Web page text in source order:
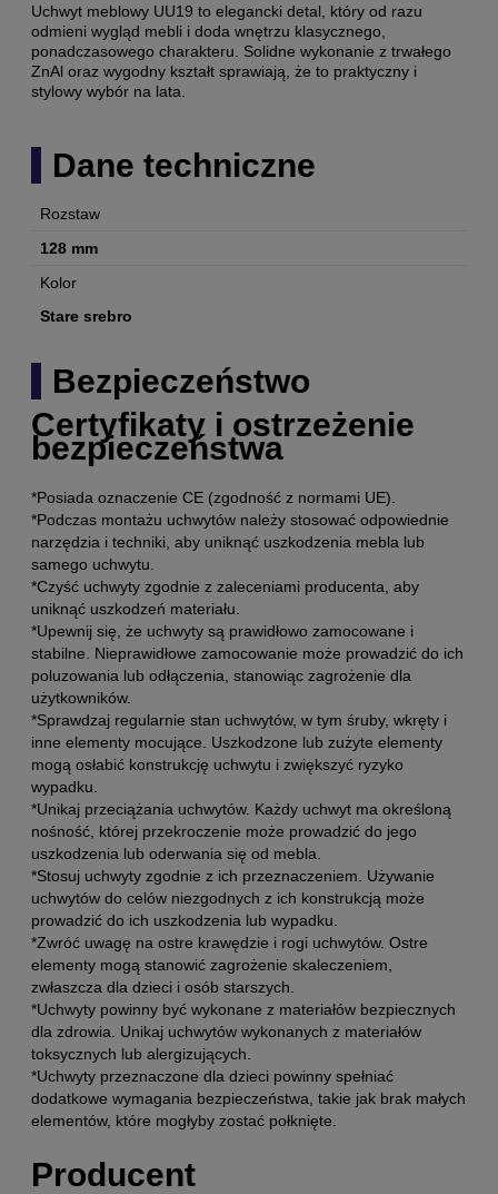
Uchwyt meblowy UU19 to elegancki detal, który od razu
odmieni wygląd mebli i doda wnętrzu klasycznego,
ponadczasowego charakteru. Solidne wykonanie z trwałego
ZnAl oraz wygodny kształt sprawiają, że to praktyczny i
stylowy wybór na lata.
Dane techniczne
Rozstaw
128 mm
Kolor
Stare srebro
Bezpieczeństwo
Certyfikaty i ostrzeżenie
bezpieczeństwa
*Posiada oznaczenie CE (zgodność z normami UE).
*Podczas montażu uchwytów należy stosować odpowiednie
narzędzia i techniki, aby uniknąć uszkodzenia mebla lub
samego uchwytu.
*Czyść uchwyty zgodnie z zaleceniami producenta, aby
uniknąć uszkodzeń materiału.
*Upewnij się, że uchwyty są prawidłowo zamocowane i
stabilne. Nieprawidłowe zamocowanie może prowadzić do ich
poluzowania lub odłączenia, stanowiąc zagrożenie dla
użytkowników.
*Sprawdzaj regularnie stan uchwytów, w tym śruby, wkręty i
inne elementy mocujące. Uszkodzone lub zużyte elementy
mogą osłabić konstrukcję uchwytu i zwiększyć ryzyko
wypadku.
*Unikaj przeciążania uchwytów. Każdy uchwyt ma określoną
nośność, której przekroczenie może prowadzić do jego
uszkodzenia lub oderwania się od mebla.
*Stosuj uchwyty zgodnie z ich przeznaczeniem. Używanie
uchwytów do celów niezgodnych z ich konstrukcją może
prowadzić do ich uszkodzenia lub wypadku.
*Zwróć uwagę na ostre krawędzie i rogi uchwytów. Ostre
elementy mogą stanowić zagrożenie skaleczeniem,
zwłaszcza dla dzieci i osób starszych.
*Uchwyty powinny być wykonane z materiałów bezpiecznych
dla zdrowia. Unikaj uchwytów wykonanych z materiałów
toksycznych lub alergizujących.
*Uchwyty przeznaczone dla dzieci powinny spełniać
dodatkowe wymagania bezpieczeństwa, takie jak brak małych
elementów, które mogłyby zostać połknięte.
Producent